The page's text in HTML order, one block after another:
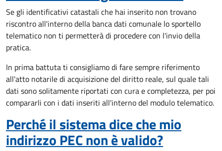
Se gli identificativi catastali che hai inserito non trovano
riscontro all'interno della banca dati comunale lo sportello
telematico non ti permetterà di procedere con l'invio della
pratica.
In prima battuta ti consigliamo di fare sempre riferimento
all'atto notarile di acquisizione del diritto reale, sul quale tali
dati sono solitamente riportati con cura e completezza, per poi
compararli con i dati inseriti all'interno del modulo telematico.
Perché il sistema dice che mio
indirizzo PEC non è valido?